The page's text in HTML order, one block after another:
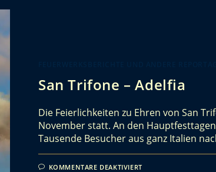
San Trifone – Adelfia
Die Feierlichkeiten zu Ehren von San
November statt. An den
Tausende Besucher aus ganz Italien
KOMMENTARE DEAKTIVIERT